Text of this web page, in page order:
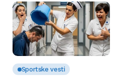
Sportske vesti